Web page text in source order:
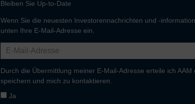
Bleiben Sie Up-to-Date
Wenn Sie die neuesten Investorennachrichten und -
unten Ihre E-Mail-Adresse ein.
Durch die Übermittlung meiner E-Mail-Adresse erteile ich
speichern und mich zu kontaktieren.
Ja